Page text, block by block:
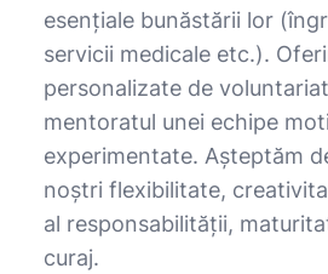
esențiale bunăstării lor
servicii medicale etc.).
personalizate de
mentoratul unei echipe
experimentate. Așteptăm
noștri flexibilitate,
al responsabilității,
curaj.